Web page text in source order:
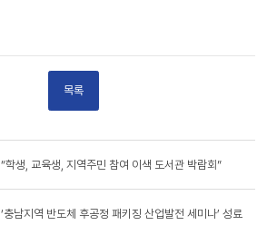
목록
“학생, 교육생, 지역주민 참여 이색 도서관 박람회”
‘충남지역 반도체 후공정 패키징 산업발전 세미나’ 성료